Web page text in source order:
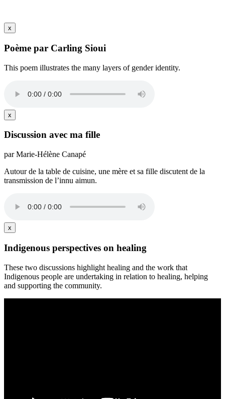
x
Poème par Carling Sioui
This poem illustrates the many layers of gender identity.
x
Discussion avec ma fille
par Marie-Hélène Canapé
Autour de la table de cuisine, une mère et sa fille discutent de la
transmission de l’innu aimun.
x
Indigenous perspectives on healing
These two discussions highlight healing and the work that
Indigenous people are undertaking in relation to healing, helping
and supporting the community.